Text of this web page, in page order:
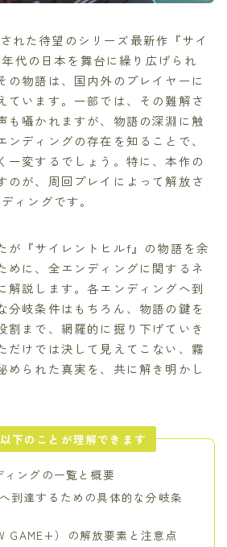
れた待望のシリーズ最新作『サイ
代の日本を舞台に繰り広げられ
の物語は、国内外のプレイヤーに
ています。一部では、その難解さ
も囁かれますが、物語の深淵に触
ンディングの存在を知ることで、
一変するでしょう。特に、本作の
のが、周回プレイによって解放さ
ィングです。
が『サイレントヒルf』の物語を余
めに、全エンディングに関するネ
解説します。各エンディングへ到
分岐条件はもちろん、物語の鍵を
割まで、網羅的に掘り下げていき
だけでは決して見えてこない、霧
められた真実を、共に解き明かし
下のことが理解できます
ィングの一覧と概要
到達するための具体的な分岐条
GAME+）の解放要素と注意点